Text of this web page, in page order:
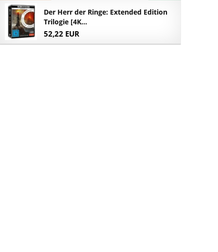
Der Herr der Ringe: Extended Edition
Trilogie [4K...
52,22 EUR